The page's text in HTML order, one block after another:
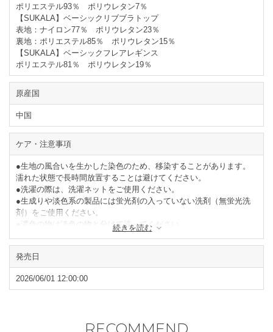
ポリエステル93％ ポリウレタン7％
【SUKALA】ベーシックリブブラトップ
表地：ナイロン77％ ポリウレタン23％
裏地：ポリエステル85％ ポリウレタン15％
【SUKALA】ベーシックフレアレギンス
ポリエステル81％ ポリウレタン19％
原産国
中国
ケア・注意事項
●生地の風合いを生かした染色のため、移染することがあります。
濡れた状態で長時間放置することは避けてください。
●洗濯の際は、洗濯ネットをご使用ください。
●生成りや淡色系の製品には蛍光剤の入っていない洗剤（無蛍光洗
剤）をご使用ください。
●濃色の物は淡色の物と分けて洗ってください。
●形を整えて陰干ししてください。
続きを読む
発売日
2026/06/01 12:00:00